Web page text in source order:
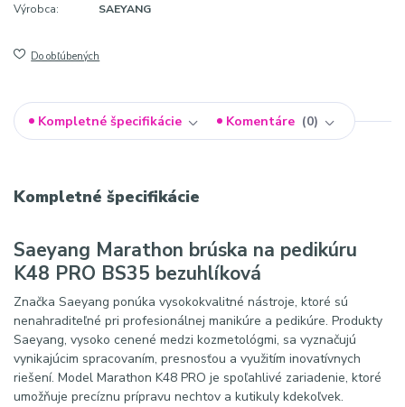
Výrobca:
SAEYANG
Do obľúbených
Kompletné špecifikácie Komentáre 0
Kompletné špecifikácie
Saeyang Marathon brúska na pedikúru
K48 PRO BS35 bezuhlíková
Značka Saeyang ponúka vysokokvalitné nástroje, ktoré sú
nenahraditeľné pri profesionálnej manikúre a pedikúre. Produkty
Saeyang, vysoko cenené medzi kozmetológmi, sa vyznačujú
vynikajúcim spracovaním, presnosťou a využitím inovatívnych
riešení. Model Marathon K48 PRO je spoľahlivé zariadenie, ktoré
umožňuje precíznu prípravu nechtov a kutikuly kdekoľvek.